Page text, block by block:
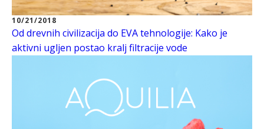
10/21/2018
Od drevnih civilizacija do EVA tehnologije: Kako je
aktivni ugljen postao kralj filtracije vode